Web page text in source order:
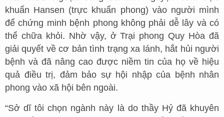
khuẩn Hansen (trực khuẩn phong) vào người mình
để chứng minh bệnh phong không phải dễ lây và có
thể chữa khỏi. Nhờ vậy, ở Trại phong Quy Hòa đã
giải quyết về cơ bản tình trạng xa lánh, hắt hủi người
bệnh và đã nâng cao được niềm tin của họ về hiệu
quả điều trị, đảm bảo sự hội nhập của bệnh nhân
phong vào xã hội bên ngoài.
“Sở dĩ tôi chọn ngành này là do thầy Hỷ đã khuyên